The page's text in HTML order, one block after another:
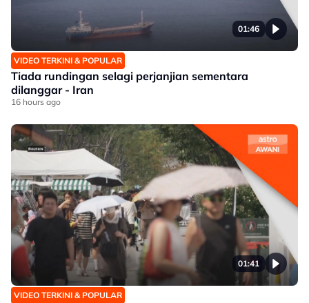
01:46
VIDEO TERKINI & POPULAR
Tiada rundingan selagi perjanjian sementara
dilanggar - Iran
16 hours ago
01:41
VIDEO TERKINI & POPULAR